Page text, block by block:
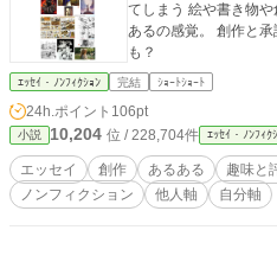
てしまう 絵や書き物
あるの感覚。 創作と
も？
ｴｯｾｲ・ﾉﾝﾌｨｸｼｮﾝ 完結 ｼｮｰﾄｼｮｰﾄ
24h.ポイント 106pt
小説 10,204 位 / 228,704件 ｴｯｾｲ・ﾉﾝﾌｨｸ
エッセイ 創作 あるある 趣味と
ノンフィクション
他人軸 自分軸